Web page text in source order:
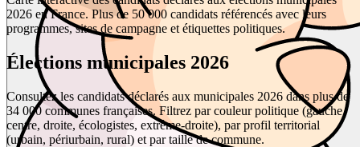
2026 en France. Plus de 50 000 candidats référencés avec leurs
programmes, sites de campagne et étiquettes politiques.
Élections municipales 2026
Consultez les candidats déclarés aux municipales 2026 dans plus de
34 000 communes françaises. Filtrez par couleur politique (gauche,
centre, droite, écologistes, extrême-droite), par profil territorial
(urbain, périurbain, rural) et par taille de commune.